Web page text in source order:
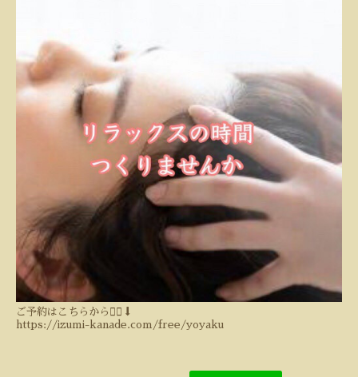
ご予約はこちらから💁‍♀️⬇️
https://izumi-kanade.com/free/yoyaku